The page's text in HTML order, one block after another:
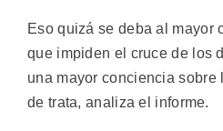
Eso quizá se deba al mayor
que impiden el cruce de los
una mayor conciencia sobre
de trata, analiza el informe.